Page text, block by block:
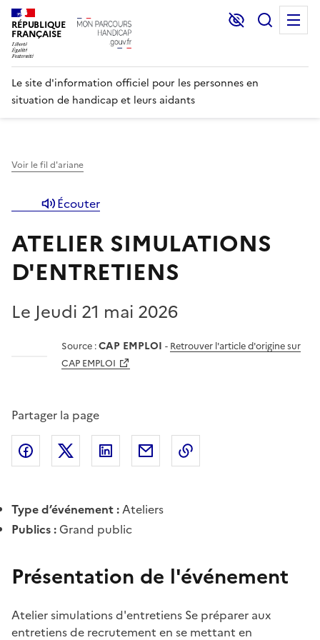
RÉPUBLIQUE
FRANÇAISE
Lecture et
Le site d'information officiel pour les personnes en
situation de handicap et leurs aidants
Voir le fil d'ariane
Écouter
ATELIER SIMULATIONS
D'ENTRETIENS
Le Jeudi 21 mai 2026
Source :CAP EMPLOI - Retrouver l'article d'origine sur
CAP EMPLOI
Partager la page
Partager l'article surFacebook
Partager l'article sur X (anciennement
Partager l'article sur
Partager l'article par courriel
Type d’événement :Ateliers
Publics :Grand public
Présentation de l'événement
Atelier simulations d'entretiens Se préparer aux
entretiens de recrutement en se mettant en